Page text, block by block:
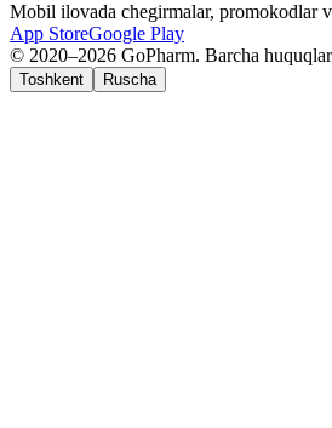
Mobil ilovada chegirmalar, promokodlar
App StoreGoogle Play
© 2020–2026 GoPharm. Barcha
Toshkent Ruscha